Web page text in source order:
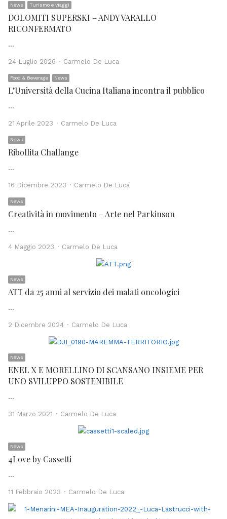
News Turismo e viaggi
DOLOMITI SUPERSKI – ANDY VARALLO
RICONFERMATO
…
24 Luglio 2026 Author
Carmelo De Luca
Food & Beverage News
L’Università della Cucina Italiana incontra il pubblico
…
21 Aprile 2023 Author
Carmelo De Luca
News
Ribollita Challange
…
16 Dicembre 2023 Author
Carmelo De Luca
News
Creatività in movimento – Arte nel Parkinson
…
4 Maggio 2023 Author
Carmelo De Luca
News
ATT da 25 anni al servizio dei malati oncologici
…
2 Dicembre 2024 Author
Carmelo De Luca
News
ENEL X E MORELLINO DI SCANSANO INSIEME PER
UNO SVILUPPO SOSTENIBILE
…
31 Marzo 2021 Author
Carmelo De Luca
News
4Love by Cassetti
…
11 Febbraio 2023 Author
Carmelo De Luca